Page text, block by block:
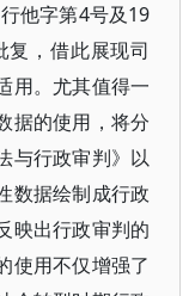
他字第4号及19
复，借此展现司
用。尤其值得一
据的使用，将分
与行政审判》以
数据绘制成行政
映出行政审判的
使用不仅增强了